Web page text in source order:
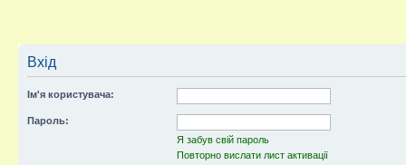
Вхід
Ім'я користувача:
Пароль:
Я забув свій пароль
Повторно вислати лист активації